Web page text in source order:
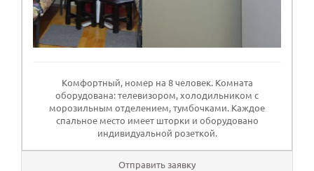
Комфортный, номер на 8 человек. Комната
оборудована: телевизором, холодильником с
морозильным отделением, тумбочками. Каждое
спальное место имеет шторки и оборудовано
индивидуальной розеткой.
Отправить заявку